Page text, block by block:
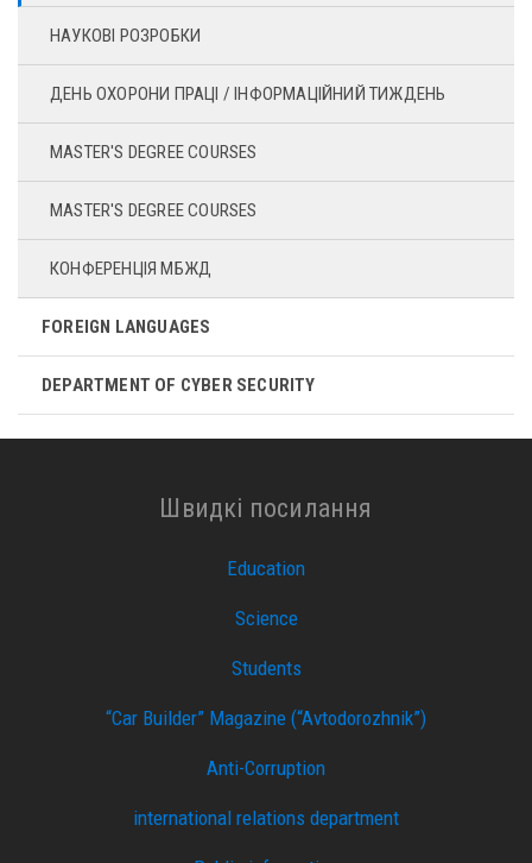
НАУКОВІ РОЗРОБКИ
ДЕНЬ ОХОРОНИ ПРАЦІ / ІНФОРМАЦІЙНИЙ ТИЖДЕНЬ
MASTER'S DEGREE COURSES
MASTER'S DEGREE COURSES
КОНФЕРЕНЦІЯ МБЖД
FOREIGN LANGUAGES
DEPARTMENT OF CYBER ​​SECURITY
Швидкі посилання
Education
Science
Students
“Car Builder” Magazine (“Avtodorozhnik”)
Anti-Corruption
international relations department